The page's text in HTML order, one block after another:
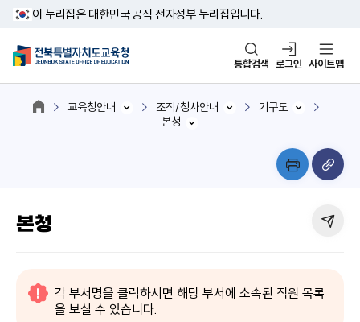
이 누리집은 대한민국 공식 전자정부 누리집입니다.
통합검색 로그인 사이트맵
교육청안내 조직/청사안내
기구도
본청
본청
각 부서명을 클릭하시면 해당 부서에 소속된 직원 목록
을 보실 수 있습니다.